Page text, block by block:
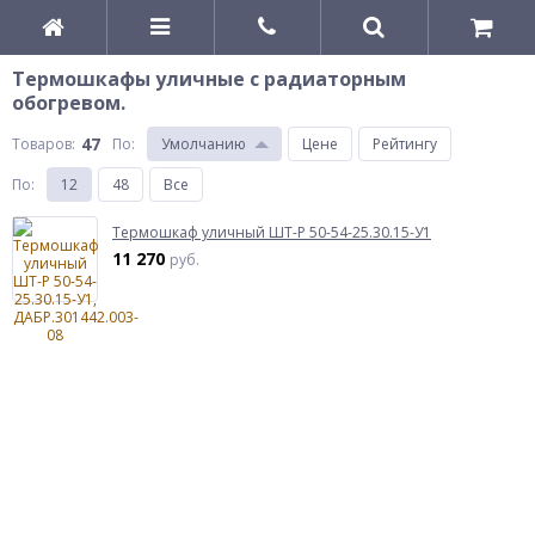
Термошкафы уличные с радиаторным
обогревом.
Товаров: 47 По: Умолчанию Цене
Рейтингу
По: 12 48 Все
Термошкаф уличный ШТ-Р 50-54-25.30.15-У1
11 270 руб.